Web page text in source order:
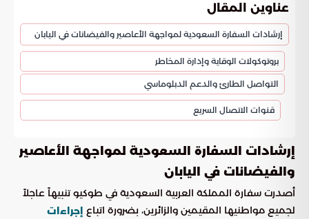
عناوين المقال
إرشادات السفارة السعودية لمواجهة الأعاصير والفيضانات في اليابان
بروتوكولات الوقاية وإدارة المخاطر
التواصل الطارئ والدعم الدبلوماسي
قنوات الاتصال السريع
إرشادات السفارة السعودية لمواجهة الأعاصير
والفيضانات في اليابان
أصدرت سفارة المملكة العربية السعودية في طوكيو تنبيهاً عاجلاً
لجميع مواطنيها المقيمين والزائرين، بضرورة اتباع إجراءات